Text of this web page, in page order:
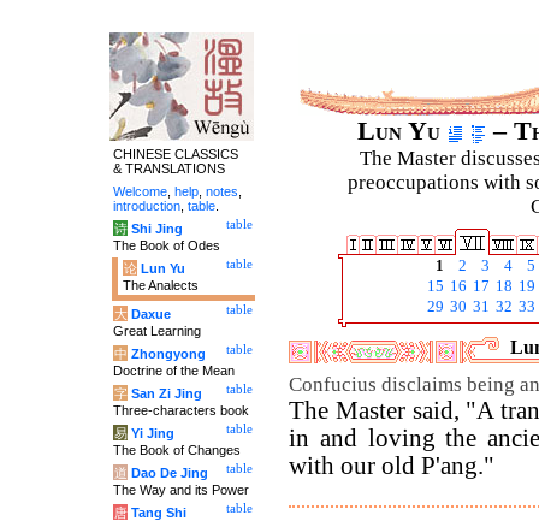
Lun Yu –
The Master
preoccupations with
1 2 3 4
5
15 16 17 18 19
29 30 31 32 33
Confucius disclaims being
The Master said, "A
in and loving the
with our old P'ang."
CHINESE CLASSICS
& TRANSLATIONS
Welcome help notes
introduction table
table
诗 Shi Jing
The Book of Odes
table
论 Lun Yu
The Analects
table
大 Daxue
Great Learning
table
中 Zhongyong
Doctrine of the Mean
table
字 San Zi Jing
Three-characters book
table
易 Yi Jing
The Book of Changes
table
道 Dao De Jing
The Way and its Power
table
唐 Tang Shi